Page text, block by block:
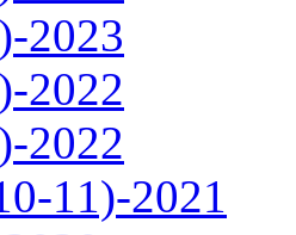
2023
2022
2022
11)-2021